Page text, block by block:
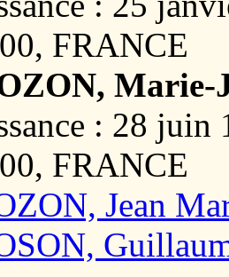
FRANCE
Marie-
: 28
FRANCE
Jean